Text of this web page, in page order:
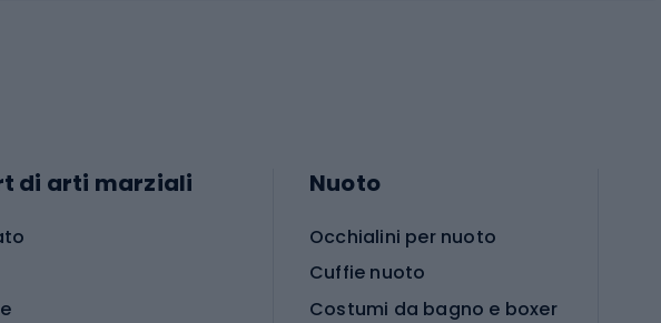
di arti marziali Nuoto
Occhialini per nuoto
Cuffie nuoto
Costumi da bagno e boxer